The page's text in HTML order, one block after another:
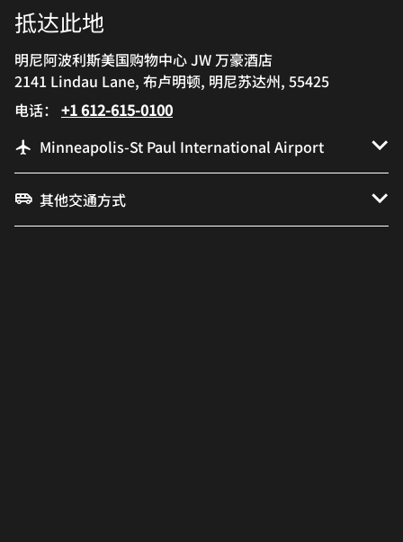
抵达此地
明尼阿波利斯美国购物中心 JW 万豪酒店
2141 Lindau Lane, 布卢明顿, 明尼苏达州, 55425
电话： +1 612-615-0100
Minneapolis-St Paul International Airport
其他交通方式